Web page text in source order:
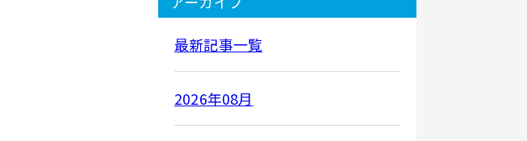
最新記事一覧
2026年08月